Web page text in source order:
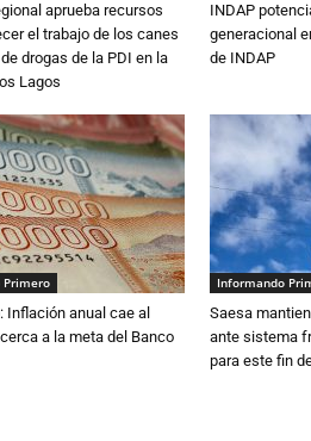
aprueba recursos
el trabajo de los canes
drogas de la PDI en la
Lagos
INDAP
generacional
de INDAP
Primero
Inflación anual cae al
a la meta del Banco
Informando
Saesa
ante sistema
para este fin